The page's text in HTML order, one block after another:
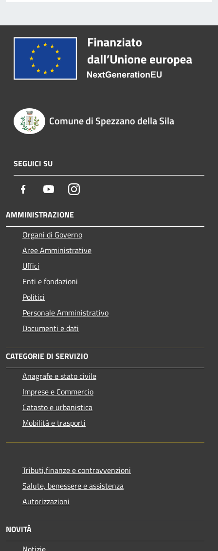
Comune di Spezzano della Sila
SEGUICI SU
Facebook YoutubeInstagram
AMMINISTRAZIONE
Organi di Governo
Aree Amministrative
Uffici
Enti e fondazioni
Politici
Personale Amministrativo
Documenti e dati
CATEGORIE DI SERVIZIO
Anagrafe e stato civile
Imprese e Commercio
Catasto e urbanistica
Mobilità e trasporti
Tributi,finanze e contravvenzioni
Salute, benessere e assistenza
Autorizzazioni
NOVITÀ